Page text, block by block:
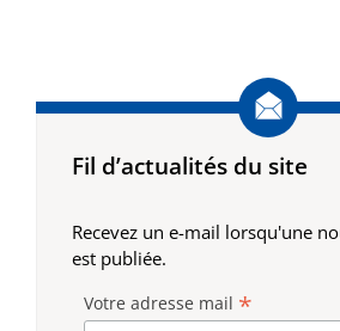
Fil d’actualités du site
Recevez un e-mail lorsqu'une
est publiée.
Votre adresse mail *